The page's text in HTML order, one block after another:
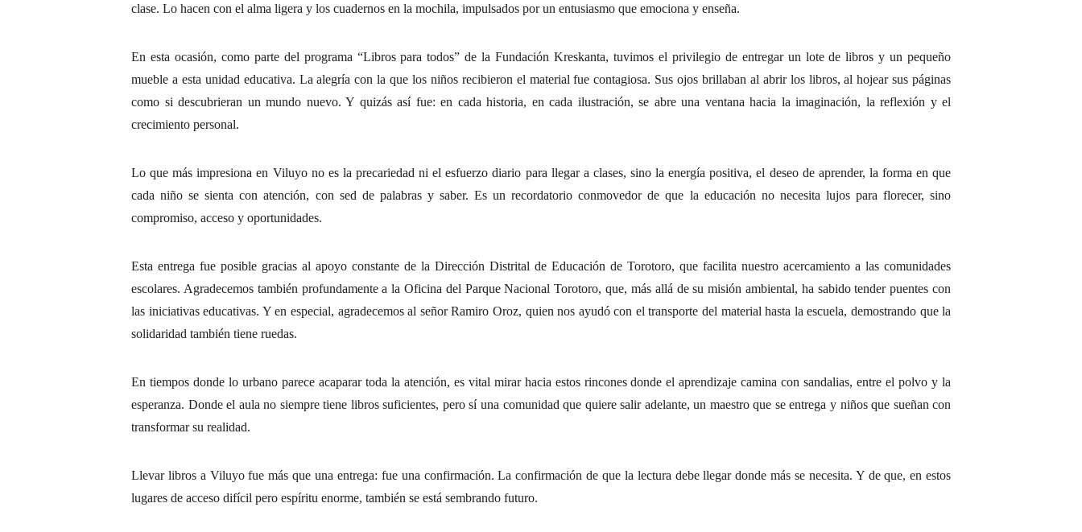
clase. Lo hacen con el alma ligera y los cuadernos en la mochila, impulsados por un entusiasmo que emociona y enseña.
En esta ocasión, como parte del programa “Libros para todos” de la Fundación Kreskanta, tuvimos el privilegio de entregar un lote de libros y un pequeño
mueble a esta unidad educativa. La alegría con la que los niños recibieron el material fue contagiosa. Sus ojos brillaban al abrir los libros, al hojear sus páginas
como si descubrieran un mundo nuevo. Y quizás así fue: en cada historia, en cada ilustración, se abre una ventana hacia la imaginación, la reflexión y el
crecimiento personal.
Lo que más impresiona en Viluyo no es la precariedad ni el esfuerzo diario para llegar a clases, sino la energía positiva, el deseo de aprender, la forma en que
cada niño se sienta con atención, con sed de palabras y saber. Es un recordatorio conmovedor de que la educación no necesita lujos para florecer, sino
compromiso, acceso y oportunidades.
Esta entrega fue posible gracias al apoyo constante de la Dirección Distrital de Educación de Torotoro, que facilita nuestro acercamiento a las comunidades
escolares. Agradecemos también profundamente a la Oficina del Parque Nacional Torotoro, que, más allá de su misión ambiental, ha sabido tender puentes con
las iniciativas educativas. Y en especial, agradecemos al señor Ramiro Oroz, quien nos ayudó con el transporte del material hasta la escuela, demostrando que la
solidaridad también tiene ruedas.
En tiempos donde lo urbano parece acaparar toda la atención, es vital mirar hacia estos rincones donde el aprendizaje camina con sandalias, entre el polvo y la
esperanza. Donde el aula no siempre tiene libros suficientes, pero sí una comunidad que quiere salir adelante, un maestro que se entrega y niños que sueñan con
transformar su realidad.
Llevar libros a Viluyo fue más que una entrega: fue una confirmación. La confirmación de que la lectura debe llegar donde más se necesita. Y de que, en estos
lugares de acceso difícil pero espíritu enorme, también se está sembrando futuro.